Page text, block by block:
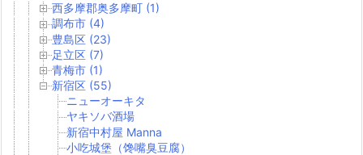
西多摩郡奥多摩町 (1)
調布市 (4)
豊島区 (23)
足立区 (7)
青梅市 (1)
新宿区 (55)
ニューオーキタ
ヤキソバ酒場
新宿中村屋 Manna
小吃城堡（馋嘴臭豆腐）